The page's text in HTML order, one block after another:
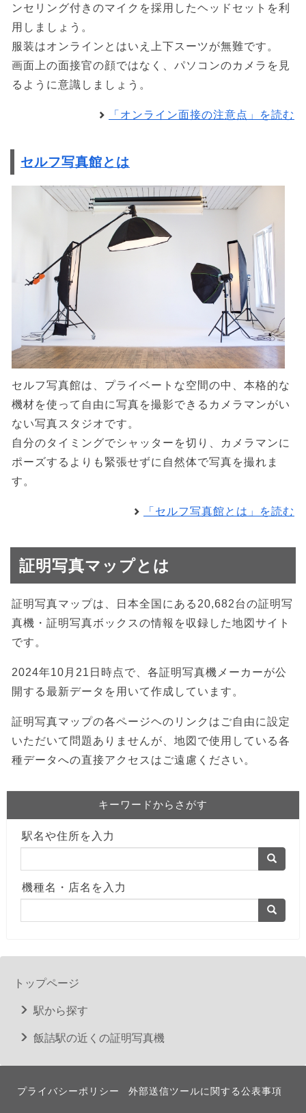
ンセリング付きのマイクを採用したヘッドセットを利
用しましょう。
服装はオンラインとはいえ上下スーツが無難です。
画面上の面接官の顔ではなく、パソコンのカメラを見
るように意識しましょう。
「オンライン面接の注意点」を読む
セルフ写真館とは
セルフ写真館は、プライベートな空間の中、本格的な
機材を使って自由に写真を撮影できるカメラマンがい
ない写真スタジオです。
自分のタイミングでシャッターを切り、カメラマンに
ポーズするよりも緊張せずに自然体で写真を撮れま
す。
「セルフ写真館とは」を読む
証明写真マップとは
証明写真マップは、日本全国にある20,682台の証明写
真機・証明写真ボックスの情報を収録した地図サイト
です。
2024年10月21日時点で、各証明写真機メーカーが公
開する最新データを用いて作成しています。
証明写真マップの各ページヘのリンクはご自由に設定
いただいて問題ありませんが、地図で使用している各
種データへの直接アクセスはご遠慮ください。
キーワードからさがす
駅名や住所を入力
機種名・店名を入力
トップページ
駅から探す
飯詰駅の近くの証明写真機
プライバシーポリシー 外部送信ツールに関する公表事項